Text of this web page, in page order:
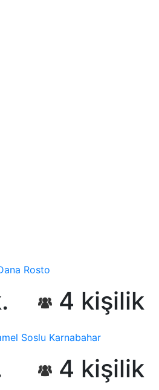
Rosto
4 kişilik
Soslu Karnabahar
4 kişilik